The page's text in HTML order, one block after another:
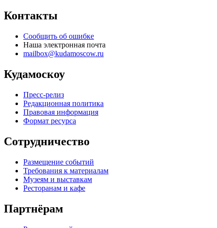
Контакты
Сообщить об ошибке
Наша электронная почта
mailbox@kudamoscow.ru
Кудамоскоу
Пресс-релиз
Редакционная политика
Правовая информация
Формат ресурса
Сотрудничество
Размещение событий
Требования к материалам
Музеям и выставкам
Ресторанам и кафе
Партнёрам